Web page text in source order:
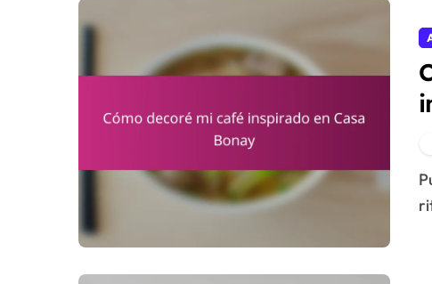
Puntos clave La cultura del café en España es un